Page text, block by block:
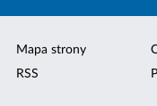
Mapa strony
RSS